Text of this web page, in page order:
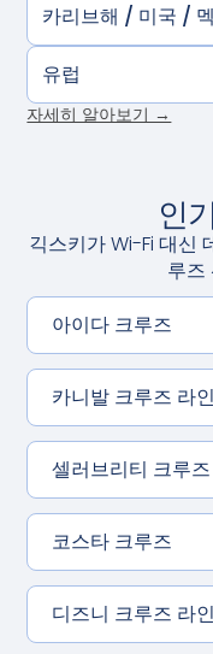
카리브해 / 미국 /
유럽
자세히 알아보기 →
인
긱스키가 Wi-Fi 대신
루즈
아이다 크루즈
카니발 크루즈 라인
셀러브리티 크루즈
코스타 크루즈
디즈니 크루즈 라인